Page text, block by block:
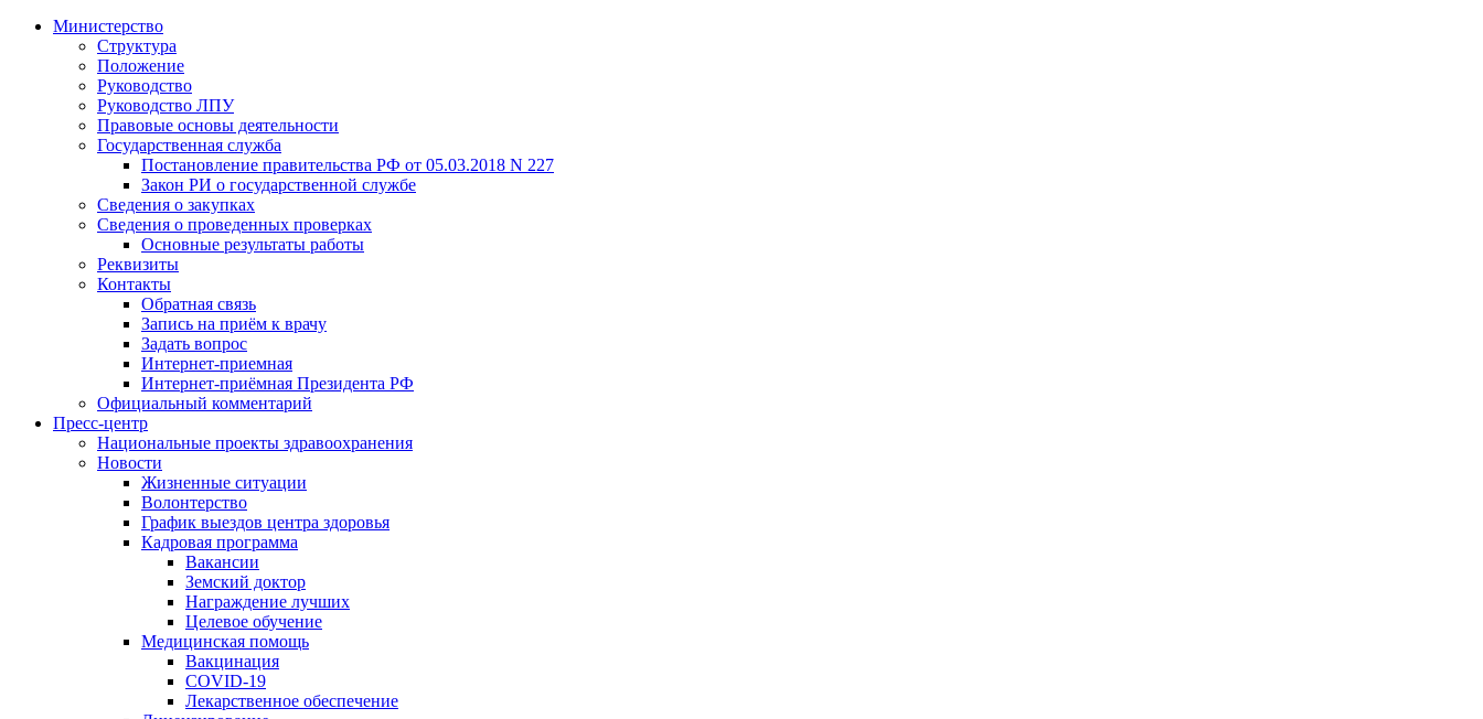
Министерство
Структура
Положение
Руководство
Руководство ЛПУ
Правовые основы деятельности
Государственная служба
Постановление правительства РФ от 05.03.2018 N 227
Закон РИ о государственной службе
Сведения о закупках
Сведения о проведенных проверках
Основные результаты работы
Реквизиты
Контакты
Обратная связь
Запись на приём к врачу
Задать вопрос
Интернет-приемная
Интернет-приёмная Президента РФ
Официальный комментарий
Пресс-центр
Национальные проекты здравоохранения
Новости
Жизненные ситуации
Волонтерство
График выездов центра здоровья
Кадровая программа
Вакансии
Земский доктор
Награждение лучших
Целевое обучение
Медицинская помощь
Вакцинация
COVID-19
Лекарственное обеспечение